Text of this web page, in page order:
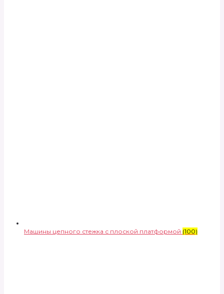
Машины цепного стежка с плоской платформой (100)